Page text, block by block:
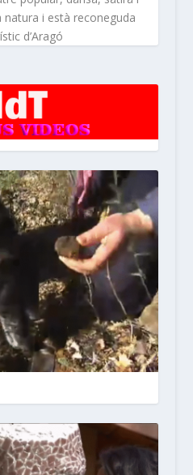
i està reconeguda
d’Aragó